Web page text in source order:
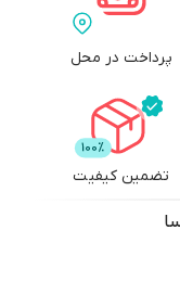
پرداخت در محل
تضمین کیفیت